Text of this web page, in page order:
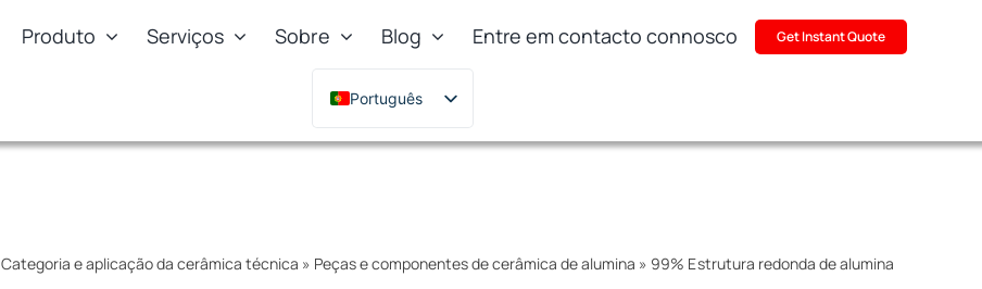
Produto Serviços Sobre Blog Entre em contacto connosco Get Instant Quote
Português
English
Categoria e aplicação da cerâmica técnica » Peças e componentes de cerâmica de alumina » 99% Estrutura redonda de alumina